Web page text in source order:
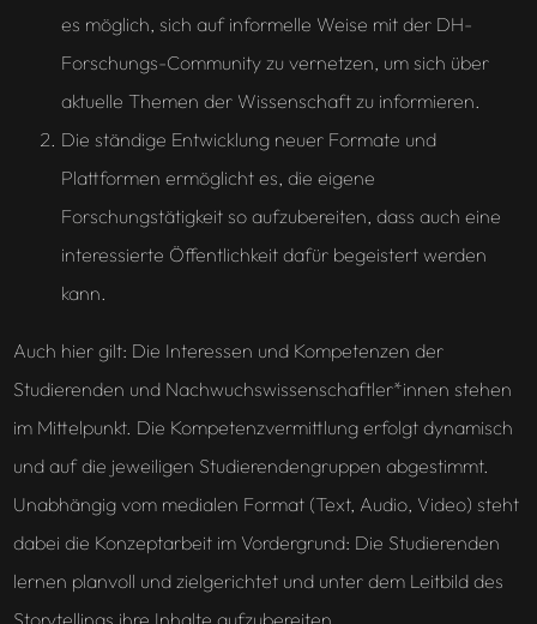
es möglich, sich auf informelle Weise mit der DH-
Forschungs-Community zu vernetzen, um sich über
aktuelle Themen der Wissenschaft zu informieren.
Die ständige Entwicklung neuer Formate und
Plattformen ermöglicht es, die eigene
Forschungstätigkeit so aufzubereiten, dass auch eine
interessierte Öffentlichkeit dafür begeistert werden
kann.
Auch hier gilt: Die Interessen und Kompetenzen der
Studierenden und Nachwuchswissenschaftler*innen stehen
im Mittelpunkt. Die Kompetenzvermittlung erfolgt dynamisch
und auf die jeweiligen Studierendengruppen abgestimmt.
Unabhängig vom medialen Format (Text, Audio, Video) steht
dabei die Konzeptarbeit im Vordergrund: Die Studierenden
lernen planvoll und zielgerichtet und unter dem Leitbild des